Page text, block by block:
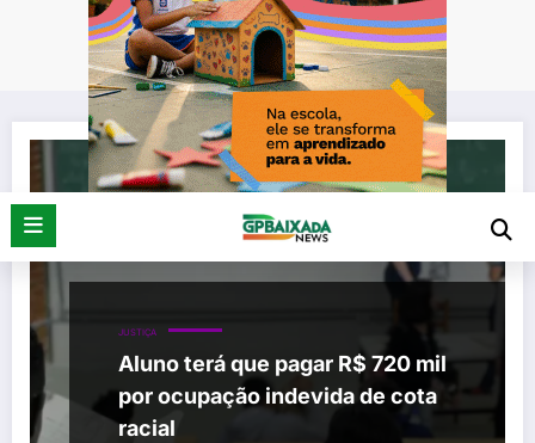
Tag: cota racial
Página inicial cota racial
JUSTIÇA
Aluno terá que pagar R$ 720 mil
por ocupação indevida de cota
racial